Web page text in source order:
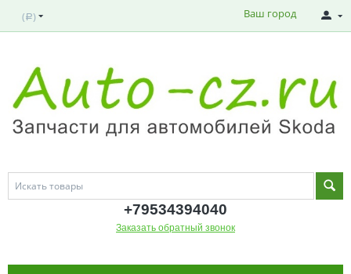
( Р ) Ваш город
+79534394040
Заказать обратный звонок